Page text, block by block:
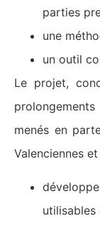
parties
une
un outil
Le projet,
menés en
Valenciennes
utilisables